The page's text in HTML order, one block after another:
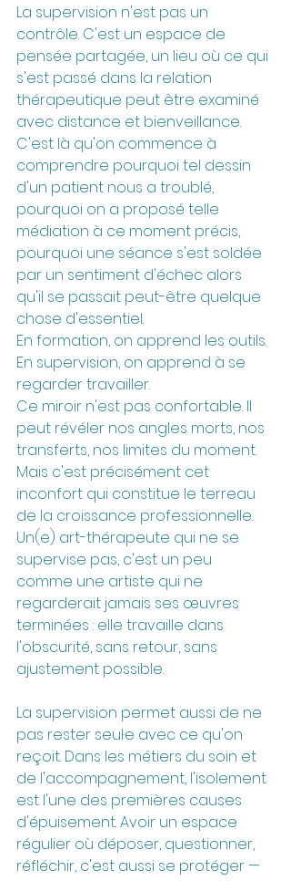
La supervision n'est pas un
contrôle. C'est un espace de
pensée partagée, un lieu où ce qui
s'est passé dans la relation
thérapeutique peut être examiné
avec distance et bienveillance.
C'est là qu'on commence à
comprendre pourquoi tel dessin
d'un patient nous a troublé,
pourquoi on a proposé telle
médiation à ce moment précis,
pourquoi une séance s'est soldée
par un sentiment d'échec alors
qu'il se passait peut-être quelque
chose d'essentiel.
En formation, on apprend les outils.
En supervision, on apprend à se
regarder travailler.
Ce miroir n'est pas confortable. Il
peut révéler nos angles morts, nos
transferts, nos limites du moment.
Mais c'est précisément cet
inconfort qui constitue le terreau
de la croissance professionnelle.
Un(e) art-thérapeute qui ne se
supervise pas, c'est un peu
comme une artiste qui ne
regarderait jamais ses œuvres
terminées : elle travaille dans
l'obscurité, sans retour, sans
ajustement possible.
La supervision permet aussi de ne
pas rester seul·e avec ce qu'on
reçoit. Dans les métiers du soin et
de l'accompagnement, l'isolement
est l'une des premières causes
d'épuisement. Avoir un espace
régulier où déposer, questionner,
réfléchir, c'est aussi se protéger —